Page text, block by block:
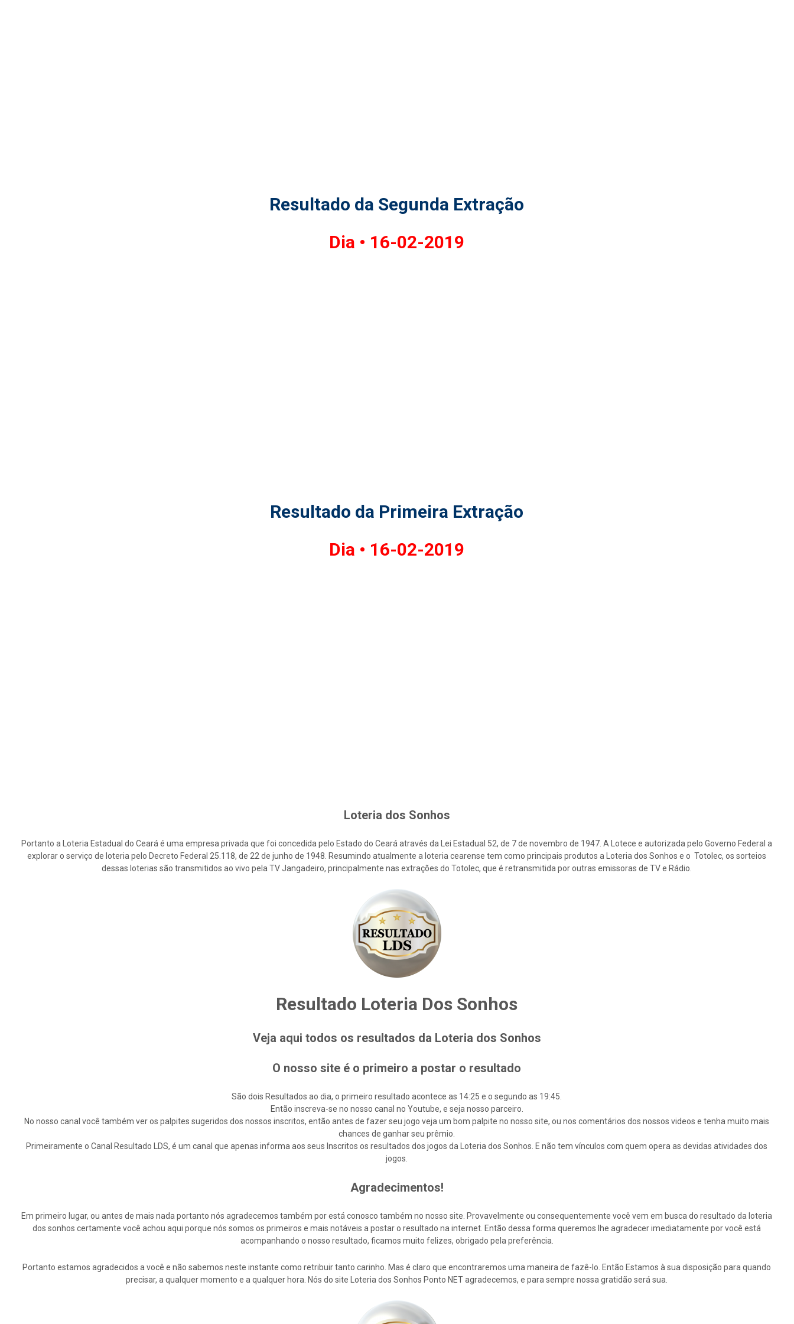
Resultado da Segunda Extração
Dia • 16-02-2019
Resultado da Primeira Extração
Dia • 16-02-2019
Loteria dos Sonhos
Portanto a Loteria Estadual do Ceará é uma empresa privada que foi concedida pelo Estado do Ceará através da Lei Estadual 52, de 7 de novembro de 1947. A Lotece e autorizada pelo Governo Federal a
explorar o serviço de loteria pelo Decreto Federal 25.118, de 22 de junho de 1948. Resumindo atualmente a loteria cearense tem como principais produtos a Loteria dos Sonhos e o Totolec, os sorteios
dessas loterias são transmitidos ao vivo pela TV Jangadeiro, principalmente nas extrações do Totolec, que é retransmitida por outras emissoras de TV e Rádio.
Resultado Loteria Dos Sonhos
Veja aqui todos os resultados da Loteria dos Sonhos
O nosso site é o primeiro a postar o resultado
São dois Resultados ao dia, o primeiro resultado acontece as 14:25 e o segundo as 19:45.
Então inscreva-se no nosso canal no Youtube, e seja nosso parceiro.
No nosso canal você também ver os palpites sugeridos dos nossos inscritos, então antes de fazer seu jogo veja um bom palpite no nosso site, ou nos comentários dos nossos videos e tenha muito mais
chances de ganhar seu prêmio.
Primeiramente o Canal Resultado LDS, é um canal que apenas informa aos seus Inscritos os resultados dos jogos da Loteria dos Sonhos. E não tem vínculos com quem opera as devidas atividades dos
jogos.
Agradecimentos!
Em primeiro lugar, ou antes de mais nada portanto nós agradecemos também por está conosco também no nosso site. Provavelmente ou consequentemente você vem em busca do resultado da loteria
dos sonhos certamente você achou aqui porque nós somos os primeiros e mais notáveis a postar o resultado na internet. Então dessa forma queremos lhe agradecer imediatamente por você está
acompanhando o nosso resultado, ficamos muito felizes, obrigado pela preferência.
Portanto estamos agradecidos a você e não sabemos neste instante como retribuir tanto carinho. Mas é claro que encontraremos uma maneira de fazê-lo. Então Estamos à sua disposição para quando
precisar, a qualquer momento e a qualquer hora. Nós do site Loteria dos Sonhos Ponto NET agradecemos, e para sempre nossa gratidão será sua.